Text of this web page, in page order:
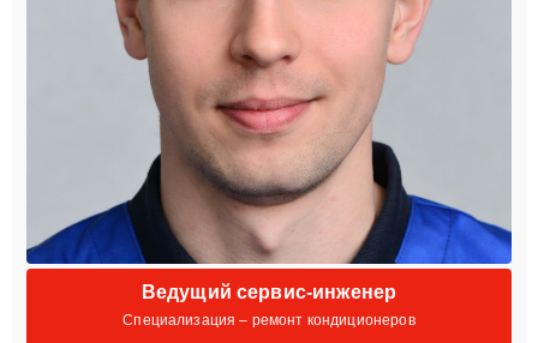
Ведущий сервис-инженер
Специализация – ремонт кондиционеров